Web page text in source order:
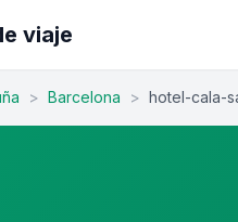
viaje
> Barcelona > hotel-cala-